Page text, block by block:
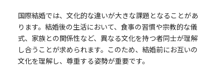
国際結婚では、文化的な違いが大きな課題となることがあ
ります。結婚後の生活において、食事の習慣や宗教的な儀
式、家族との関係性など、異なる文化を持つ者同士が理解
し合うことが求められます。このため、結婚前にお互いの
文化を理解し、尊重する姿勢が重要です。